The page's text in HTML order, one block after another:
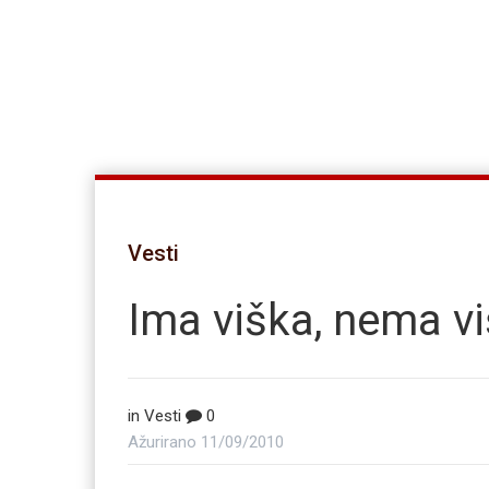
Vesti
Ima viška, nema
in Vesti
0
Ažurirano 11/09/2010